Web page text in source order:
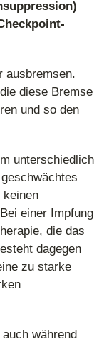
ausbremsen.
diese Bremse
und so den
unterschiedlich
keinen
einer Impfung
die das
dagegen
zu starke
während